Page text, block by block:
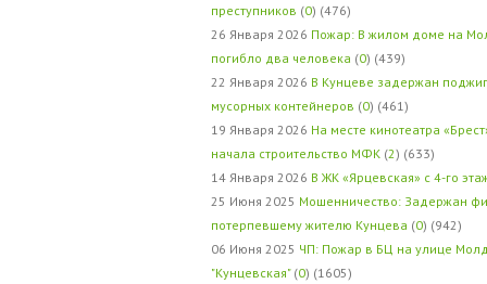
преступников (0) (476)
26 Января 2026 Пожар: В жилом доме на
погибло два человека (0) (439)
22 Января 2026 В Кунцеве задержан
мусорных контейнеров (0) (461)
19 Января 2026 На месте кинотеатра
начала строительство МФК (2) (633)
14 Января 2026 В ЖК «Ярцевская» с 4-го
25 Июня 2025 Мошенничество: Задержан
потерпевшему жителю Кунцева (0) (942)
06 Июня 2025 ЧП: Пожар в БЦ на улице
"Кунцевская" (0) (1605)